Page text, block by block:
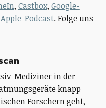
, Castbox, Google-
Apple-Podcast. Folge uns
Mediziner in der
knapp
Forschern geht,